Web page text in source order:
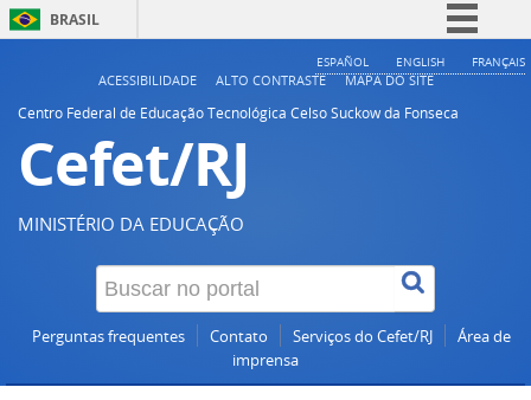
BRASIL
Simplifique!
ESPAÑOL ENGLISH FRANÇAIS
ACESSIBILIDADE ALTO CONTRASTE
MAPA DO SITE
Centro Federal de Educação Tecnológica Celso Suckow da Fonseca
Cefet/RJ
MINISTÉRIO DA EDUCAÇÃO
Perguntas frequentes Contato Serviços do Cefet/RJ
Área de
imprensa